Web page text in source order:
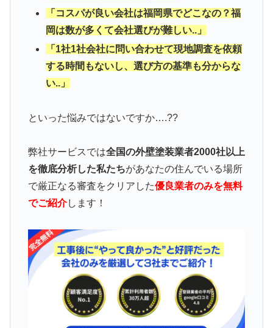
「コスパが良い会社は福岡県でどこなの？福
岡は数が多くて会社選びが難しい..」
「1社1社会社に問い合わせて現地調査を依頼
する時間もないし、選び方の基準も分からな
い..」
といった悩みではないですか….??
弊社サービスでは全国の外壁塗装業者2000社以上
を徹底分析した私たちがあなたの住んでいる場所
で厳正なる審査をクリアした優良業者のみを無料
でご紹介します！